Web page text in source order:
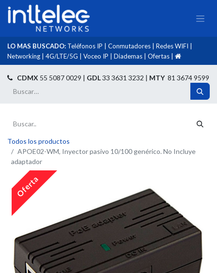
LO MAS BUSCADO: Teléfonos IP Conmutadores Redes WIFI
Networking
4G/LTE/5G Voceo IP Diademas Ofertas
CDMX 55 5087 0029 | GDL33 3631 3232 | MTY81 3674 9599
Todos los productos
APOE02-WM, Inyector pasivo 10/100 genérico. No Incluye
adaptador
Oferta